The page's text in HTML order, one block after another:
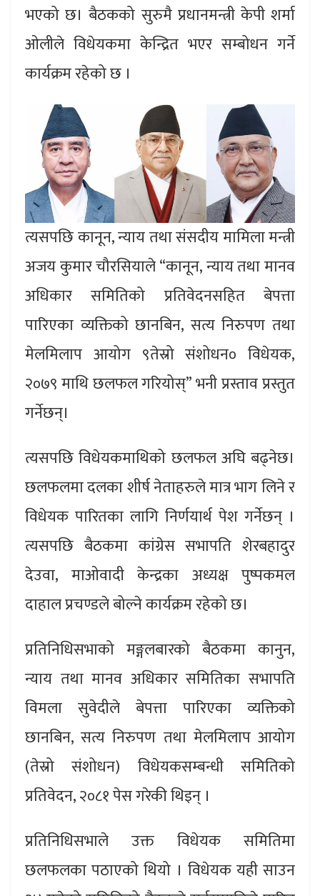
भएको छ। बैठकको सुरुमै प्रधानमन्त्री केपी शर्मा
ओलीले विधेयकमा केन्द्रित भएर सम्बोधन गर्ने
कार्यक्रम रहेको छ ।
त्यसपछि कानून, न्याय तथा संसदीय मामिला मन्त्री
अजय कुमार चौरसियाले “कानून, न्याय तथा मानव
अधिकार समितिको प्रतिवेदनसहित बेपत्ता
पारिएका व्यक्तिको छानबिन, सत्य निरुपण तथा
मेलमिलाप आयोग ९तेस्रो संशोधन० विधेयक,
२०७९ माथि छलफल गरियोस्” भनी प्रस्ताव प्रस्तुत
गर्नेछन्।
त्यसपछि विधेयकमाथिको छलफल अघि बढ्नेछ।
छलफलमा दलका शीर्ष नेताहरुले मात्र भाग लिने र
विधेयक पारितका लागि निर्णयार्थ पेश गर्नेछन् ।
त्यसपछि बैठकमा कांग्रेस सभापति शेरबहादुर
देउवा, माओवादी केन्द्रका अध्यक्ष पुष्पकमल
दाहाल प्रचण्डले बोल्ने कार्यक्रम रहेको छ।
प्रतिनिधिसभाको मङ्गलबारको बैठकमा कानुन,
न्याय तथा मानव अधिकार समितिका सभापति
विमला सुवेदीले बेपत्ता पारिएका व्यक्तिको
छानबिन, सत्य निरुपण तथा मेलमिलाप आयोग
(तेस्रो संशोधन) विधेयकसम्बन्धी समितिको
प्रतिवेदन, २०८१ पेस गरेकी थिइन् ।
प्रतिनिधिसभाले उक्त विधेयक समितिमा
छलफलका पठाएको थियो । विधेयक यही साउन